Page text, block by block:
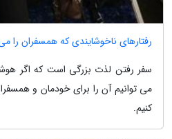
رفتارهای ناخوشایندی که همسفران را
سفر رفتن لذت بزرگی است که اگر
می توانیم آن را برای خودمان و
کنیم.